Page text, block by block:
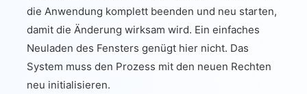
die Anwendung komplett beenden und neu starten,
damit die Änderung wirksam wird. Ein einfaches
Neuladen des Fensters genügt hier nicht. Das
System muss den Prozess mit den neuen Rechten
neu initialisieren.